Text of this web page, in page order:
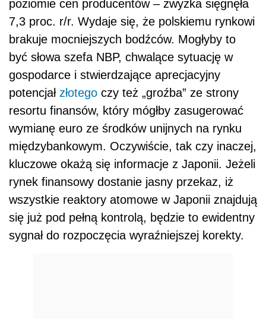
poziomie cen producentów – zwyżka sięgnęła
7,3 proc. r/r. Wydaje się, że polskiemu rynkowi
brakuje mocniejszych bodźców. Mogłyby to
być słowa szefa NBP, chwalące sytuację w
gospodarce i stwierdzające aprecjacyjny
potencjał złotego czy też „groźba” ze strony
resortu finansów, który mógłby zasugerować
wymianę euro ze środków unijnych na rynku
międzybankowym. Oczywiście, tak czy inaczej,
kluczowe okażą się informacje z Japonii. Jeżeli
rynek finansowy dostanie jasny przekaz, iż
wszystkie reaktory atomowe w Japonii znajdują
się już pod pełną kontrolą, będzie to ewidentny
sygnał do rozpoczęcia wyraźniejszej korekty.